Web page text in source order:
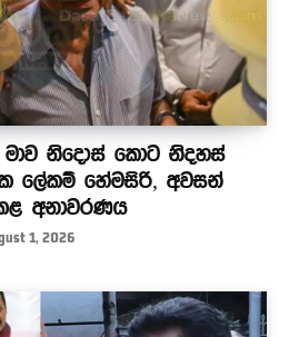
මාව නිදොස් කොට නිදහස්
ලේකම් හේමසිරි, අවසන්
අනාවරණය
1, 2026